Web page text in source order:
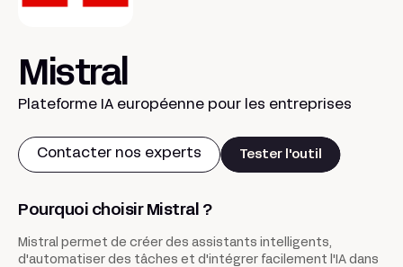
Mistral
Plateforme IA européenne pour les entreprises
Contacter nos experts Tester l'outil
Pourquoi choisir Mistral ?
Mistral permet de créer des assistants intelligents,
d'automatiser des tâches et d'intégrer facilement l'IA dans